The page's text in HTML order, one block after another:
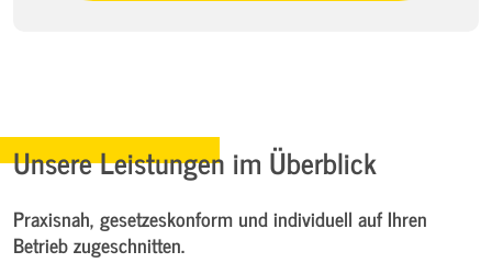
Unsere Leistungen im Überblick
Praxisnah, gesetzeskonform und individuell auf Ihren
Betrieb zugeschnitten.